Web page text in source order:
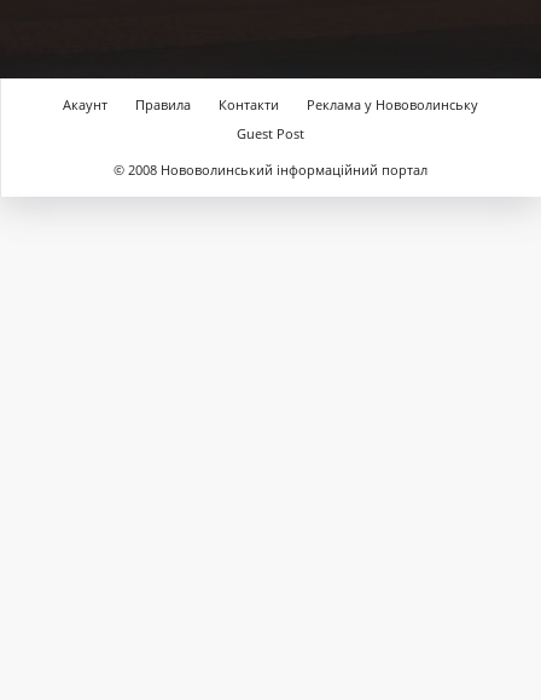
Акаунт Правила Контакти
Реклама у Нововолинську
Guest Post
© 2008 Нововолинський інформаційний портал